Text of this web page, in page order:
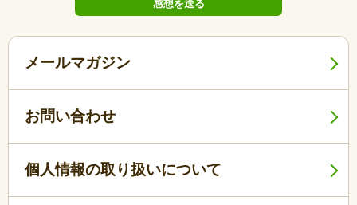
メールマガジン
お問い合わせ
個人情報の取り扱いについて